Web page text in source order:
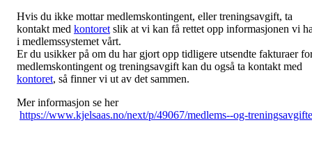
Hvis du ikke mottar medlemskontingent, eller treningsavgift, ta
kontakt med kontoret slik at vi kan få rettet opp informasjonen vi
i medlemssystemet vårt.
Er du usikker på om du har gjort opp tidligere utsendte fakturaer
medlemskontingent og treningsavgift kan du også ta kontakt med
kontoret, så finner vi ut av det sammen.
Mer informasjon se her
https://www.kjelsaas.no/next/p/49067/medlems--og-